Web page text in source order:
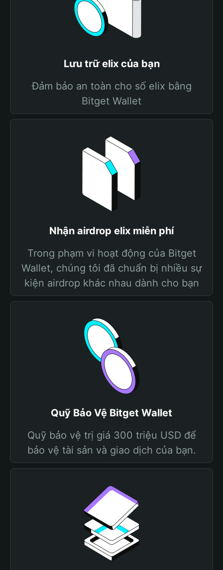
Lưu trữ elix của bạn
Đảm bảo an toàn cho số elix bằng
Bitget Wallet
Nhận airdrop elix miễn phí
Trong phạm vi hoạt động của Bitget
Wallet, chúng tôi đã chuẩn bị nhiều sự
kiện airdrop khác nhau dành cho bạn
Quỹ Bảo Vệ Bitget Wallet
Quỹ bảo vệ trị giá 300 triệu USD để
bảo vệ tài sản và giao dịch của bạn.